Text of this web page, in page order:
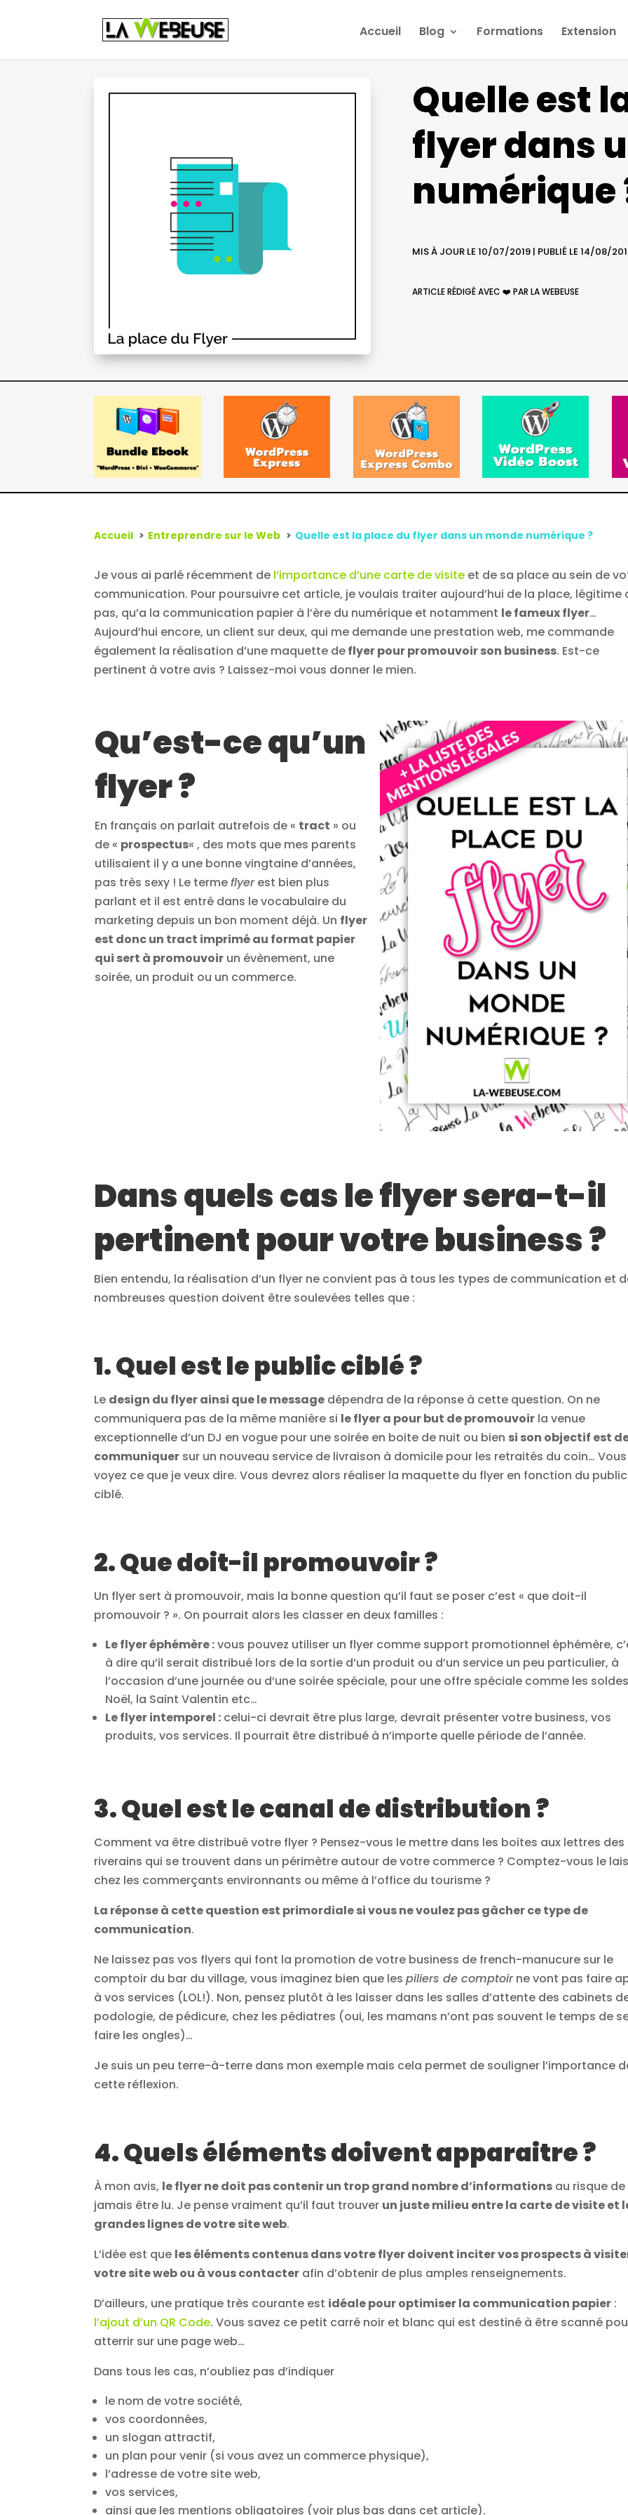
Accueil Blog Formations Extension
Quelle est
flyer dans
numérique
MIS À JOUR LE 10/07/2019 | PUBLIÉ LE 14/08/
ARTICLE RÉDIGÉ AVEC ❤️ PAR LA WEBEUSE
Accueil Entreprendre sur le Web Quelle est la place du flyer dans un monde numérique ?
Je vous ai parlé récemment de l’importance d’une carte de visite et de sa place au sein de
communication. Pour poursuivre cet article, je voulais traiter aujourd’hui de la place, légitime
pas, qu’a la communication papier à l’ère du numérique et notamment le fameux flyer…
Aujourd’hui encore, un client sur deux, qui me demande une prestation web, me commande
également la réalisation d’une maquette deflyer pour promouvoir son business. Est-ce
pertinent à votre avis ? Laissez-moi vous donner le mien.
Qu’est-ce qu’un
flyer ?
En français on parlait autrefois de « tract » ou
de « prospectus« , des mots que mes parents
utilisaient il y a une bonne vingtaine d’années,
pas très sexy ! Le termeflyerest bien plus
parlant et il est entré dans le vocabulaire du
marketing depuis un bon moment déjà. Un flyer
est donc un tract imprimé au format papier
qui sert à promouvoirun évènement, une
soirée, un produit ou un commerce.
Dans quels cas le flyer sera-t-il
pertinent pour votre business ?
Bien entendu, la réalisation d’un flyer ne convient pas à tous les types de communication et
nombreuses question doivent être soulevées telles que :
1. Quel est le public ciblé ?
Le design du flyer ainsi que le message dépendra de la réponse à cette question. On ne
communiquera pas de la même manière si le flyer a pour but de promouvoir la venue
exceptionnelle d’un DJ en vogue pour une soirée en boite de nuit ou bien si son objectif est
communiquer sur un nouveau service de livraison à domicile pour les retraités du coin… Vous
voyez ce que je veux dire. Vous devrez alors réaliser la maquette du flyer en fonction du public
ciblé.
2. Que doit-il promouvoir ?
Un flyer sert à promouvoir, mais la bonne question qu’il faut se poser c’est « que doit-il
promouvoir ? ». On pourrait alors les classer en deux familles :
Le flyer éphémère :vous pouvez utiliser un flyer comme support promotionnel éphémère,
à dire qu’il serait distribué lors de la sortie d’un produit ou d’un service un peu particulier, à
l’occasion d’une journée ou d’une soirée spéciale, pour une offre spéciale comme les
Noël, la Saint Valentin etc…
Le flyer intemporel : celui-ci devrait être plus large, devrait présenter votre business, vos
produits, vos services. Il pourrait être distribué à n’importe quelle période de l’année.
3. Quel est le canal de distribution ?
Comment va être distribué votre flyer ? Pensez-vous le mettre dans les boites aux lettres des
riverains qui se trouvent dans un périmètre autour de votre commerce ? Comptez-vous le
chez les commerçants environnants ou même à l’office du tourisme ?
La réponse à cette question est primordiale si vous ne voulez pas gâcher ce type de
communication.
Ne laissez pas vos flyers qui font la promotion de votre business de french-manucure sur le
comptoir du bar du village, vous imaginez bien que lespiliers de comptoirne vont pas faire
à vos services (LOL!). Non, pensez plutôt à les laisser dans les salles d’attente des cabinets
podologie, de pédicure, chez les pédiatres (oui, les mamans n’ont pas souvent le temps de
faire les ongles)…
Je suis un peu terre-à-terre dans mon exemple mais cela permet de souligner l’importance
cette réflexion.
4. Quels éléments doivent apparaitre ?
À mon avis, le flyer ne doit pas contenir un trop grand nombre d’informations au risque de
jamais être lu. Je pense vraiment qu’il faut trouver un juste milieu entre la carte de visite et
grandes lignes de votre site web.
L’idée est que les éléments contenus dans votre flyer doivent inciter vos prospects à
votre site web ou à vous contacter afin d’obtenir de plus amples renseignements.
D’ailleurs, une pratique très courante est idéale pour optimiser la communication papier :
l’ajout d’un QR Code. Vous savez ce petit carré noir et blanc qui est destiné à être scanné
atterrir sur une page web…
Dans tous les cas, n’oubliez pas d’indiquer
le nom de votre société,
vos coordonnées,
un slogan attractif,
un plan pour venir (si vous avez un commerce physique),
l’adresse de votre site web,
vos services,
ainsi que les mentions obligatoires (voir plus bas dans cet article).